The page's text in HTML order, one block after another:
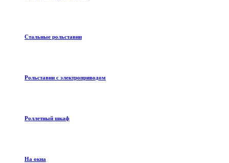
Стальные рольставни
Рольставни с электроприводом
Роллетный шкаф
На окна